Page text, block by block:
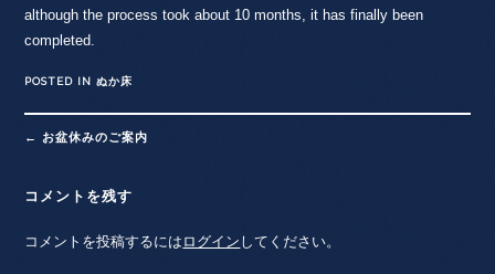
although the process took about 10 months, it has finally been
completed.
POSTED INぬか床
navigation
← お盆休みのご案内
コメントを残す
コメントを投稿するには ログイン してください。